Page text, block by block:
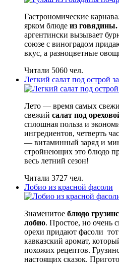
Гастрономические
ярком блюде из
аргентински вызывает
союзе с виноградом
вкус, а разноцветные
Читали 5060 чел.
Легкий салат под острой
Лето — время самых
свежий салат под
сплошная польза и
ингредиентов, четверть
— витаминный заряд и
стройнеющих это блюдо
весь летний сезон!
Читали 3727 чел.
Лобио из красной фасоли
Знаменитое блюдо
лобио. Простое, но очень
орехи придают фасоли
кавказский аромат,
похожих рецептов.
настоящих сказок.